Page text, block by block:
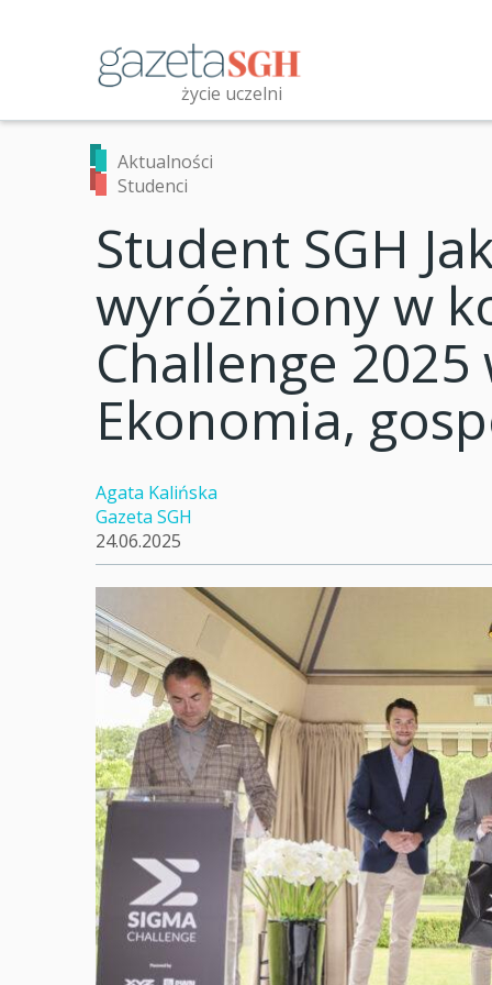
życie uczelni
Przeszukaj witrynę
Aktualności
Studenci
Student SGH
wyróżniony w
Challenge
Ekonomia,
Agata Kalińska
Gazeta SGH
24.06.2025